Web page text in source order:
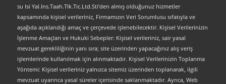
su Isi Yal.Ins.Taah.Tlk.Tic.Ltd.Sti’den almış olduğunuz hizmetler
kapsamında kişisel verileriniz, Firmamızın Veri Sorumlusu sıfatıyla ve
aşağıda açıklandığı amaç ve çerçevede işlenebilecektir. Kişisel Verilerinizin
İşlenme Amaçları ve Hukuki Sebepler: Kişisel verileriniz, sair yasal
mevzuat gerekliliğinin yanı sıra; site üzerinden yapacağınız alış veriş
işlemlerinde kullanılmak için alınmaktadır. Kişisel Verilerinizin Toplanma
Yöntemi: Kişisel verileriniz yalnızca sitemiz üzerinden toplanarak, ilgili
mevzuat uyarınca yasal süreler içerisinde saklanmaktadır. Ayrıca, Web